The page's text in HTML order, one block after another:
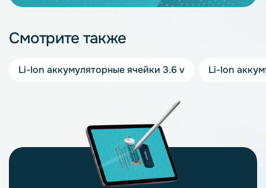
Смотрите также
Li-Ion аккумуляторные ячейки 3.6 v Li-Ion